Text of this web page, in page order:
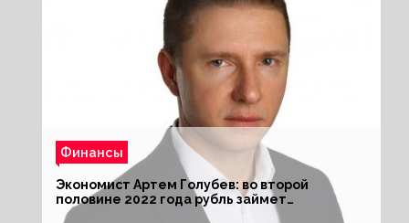
Финансы
Экономист Артем Голубев: во второй
половине 2022 года рубль займет
комфортный курс